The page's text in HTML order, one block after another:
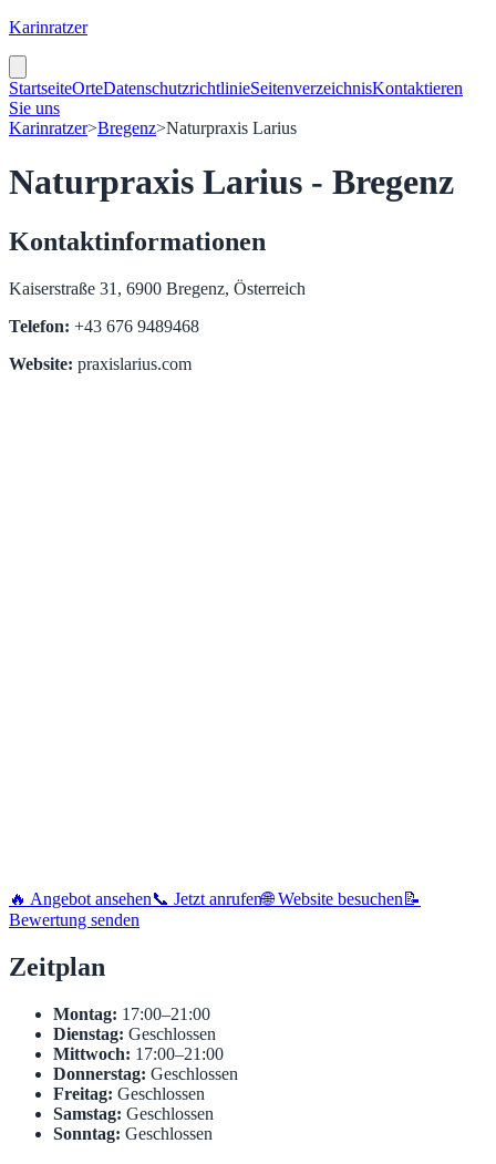
Karinratzer
StartseiteOrteDatenschutzrichtlinieSeitenverzeichnisKontaktieren
Sie uns
Karinratzer>Bregenz>Naturpraxis Larius
Naturpraxis Larius - Bregenz
Kontaktinformationen
Kaiserstraße 31, 6900 Bregenz, Österreich
Telefon: +43 676 9489468
Website: praxislarius.com
🔥 Angebot ansehen📞 Jetzt anrufen🌐 Website besuchen 📝
Bewertung senden
Zeitplan
Montag: 17:00–21:00
Dienstag: Geschlossen
Mittwoch: 17:00–21:00
Donnerstag: Geschlossen
Freitag: Geschlossen
Samstag: Geschlossen
Sonntag: Geschlossen